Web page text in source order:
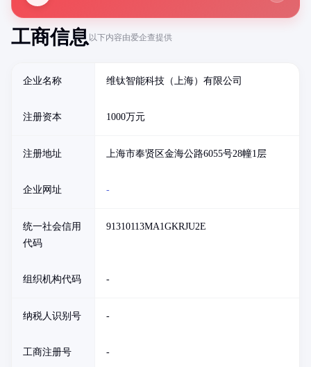
工商信息以下内容由爱企查提供
企业名称 维钛智能科技（上海）有限公司
注册资本 1000万元
注册地址 上海市奉贤区金海公路6055号28幢1层
企业网址 -
统一社会信用
代码
91310113MA1GKRJU2E
组织机构代码 -
纳税人识别号 -
工商注册号 -